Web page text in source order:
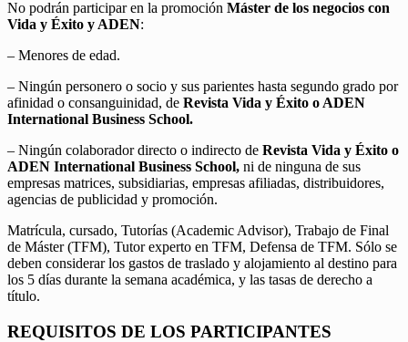
No podrán participar en la promoción Máster de los negocios con
Vida y Éxito y ADEN:
– Menores de edad.
– Ningún personero o socio y sus parientes hasta segundo grado por
afinidad o consanguinidad, de Revista Vida y Éxito o ADEN
International Business School.
– Ningún colaborador directo o indirecto de Revista Vida y Éxito o
ADEN International Business School, ni de ninguna de sus
empresas matrices, subsidiarias, empresas afiliadas, distribuidores,
agencias de publicidad y promoción.
Matrícula, cursado, Tutorías (Academic Advisor), Trabajo de Final
de Máster (TFM), Tutor experto en TFM, Defensa de TFM. Sólo se
deben considerar los gastos de traslado y alojamiento al destino para
los 5 días durante la semana académica, y las tasas de derecho a
título.
REQUISITOS DE LOS PARTICIPANTES